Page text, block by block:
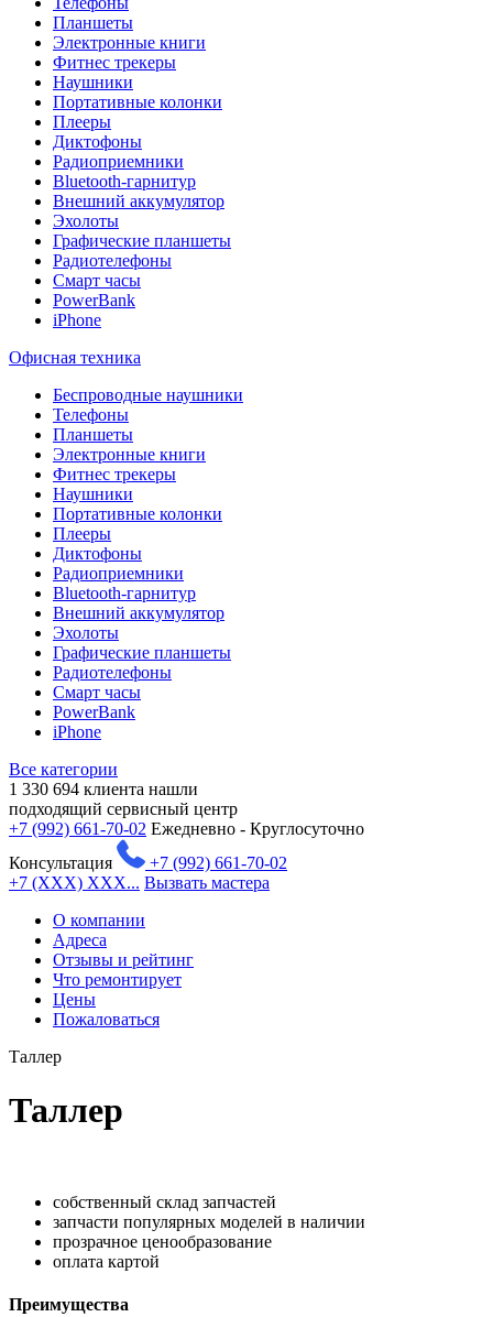
Планшеты
Электронные книги
Фитнес трекеры
Наушники
Портативные колонки
Плееры
Диктофоны
Радиоприемники
Bluetooth-гарнитур
Внешний аккумулятор
Эхолоты
Графические планшеты
Радиотелефоны
Смарт часы
PowerBank
iPhone
Офисная техника
Беспроводные наушники
Телефоны
Планшеты
Электронные книги
Фитнес трекеры
Наушники
Портативные колонки
Плееры
Диктофоны
Радиоприемники
Bluetooth-гарнитур
Внешний аккумулятор
Эхолоты
Графические планшеты
Радиотелефоны
Смарт часы
PowerBank
iPhone
Все категории
1 330 694 клиента нашли
подходящий сервисный центр
+7 (992) 661-70-02 Ежедневно - Круглосуточно
Консультация
+7 (992) 661-70-02
+7 (XXX) XXX... Вызвать мастера
О компании
Адреса
Отзывы и рейтинг
Что ремонтирует
Цены
Пожаловаться
Таллер
Таллер
собственный склад запчастей
запчасти популярных моделей в наличии
прозрачное ценообразование
оплата картой
Преимущества